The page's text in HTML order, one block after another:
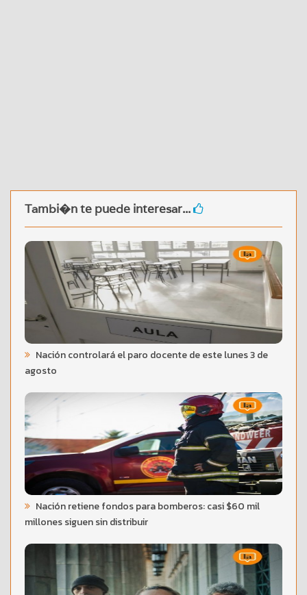
Tambi�n te puede interesar...
Nación controlará el paro docente de este lunes 3 de
agosto
Nación retiene fondos para bomberos: casi $60 mil
millones siguen sin distribuir